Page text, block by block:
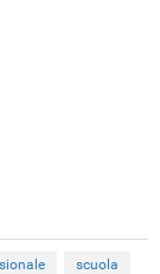
scuola